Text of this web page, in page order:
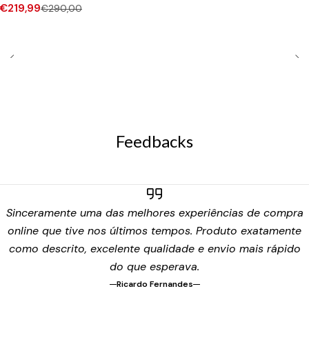
€219,99€290,00
Feedbacks
Sinceramente uma das melhores experiências de compra
online que tive nos últimos tempos. Produto exatamente
como descrito, excelente qualidade e envio mais rápido
do que esperava.
Ricardo Fernandes